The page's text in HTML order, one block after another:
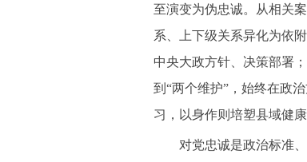
至演变为伪忠诚。从相关
系、上下级关系异化为依
中央大政方针、决策部署
到“两个维护”，始终在政
习，以身作则培塑县域健康
对党忠诚是政治标准、